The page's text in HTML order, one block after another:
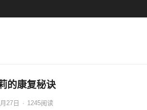
的康复秘诀
27日 · 1245阅读